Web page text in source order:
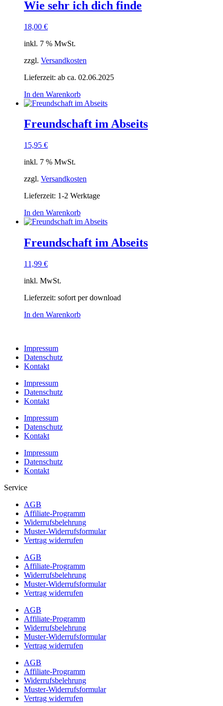
Wie sehr ich dich finde
18,00 €
inkl. 7 % MwSt.
zzgl. Versandkosten
Lieferzeit: ab ca. 02.06.2025
In den Warenkorb
Freundschaft im Abseits
15,95 €
inkl. 7 % MwSt.
zzgl. Versandkosten
Lieferzeit: 1-2 Werktage
In den Warenkorb
Freundschaft im Abseits
11,99 €
inkl. MwSt.
Lieferzeit: sofort per download
In den Warenkorb
Impressum
Datenschutz
Kontakt
Impressum
Datenschutz
Kontakt
Impressum
Datenschutz
Kontakt
Impressum
Datenschutz
Kontakt
Service
AGB
Affiliate-Programm
Widerrufsbelehrung
Muster-Widerrufsformular
Vertrag widerrufen
AGB
Affiliate-Programm
Widerrufsbelehrung
Muster-Widerrufsformular
Vertrag widerrufen
AGB
Affiliate-Programm
Widerrufsbelehrung
Muster-Widerrufsformular
Vertrag widerrufen
AGB
Affiliate-Programm
Widerrufsbelehrung
Muster-Widerrufsformular
Vertrag widerrufen